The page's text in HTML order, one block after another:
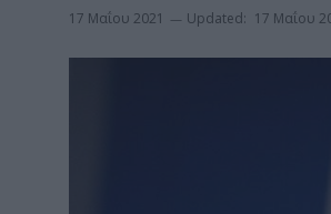
17 Μαΐου 2021 Updated: 17 Μαΐου